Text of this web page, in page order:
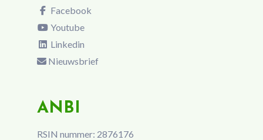
Facebook
Youtube
Linkedin
Nieuwsbrief
ANBI
RSIN nummer: 2876176